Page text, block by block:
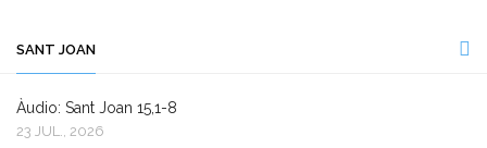
SANT JOAN
Àudio: Sant Joan 15,1-8
23 JUL., 2026